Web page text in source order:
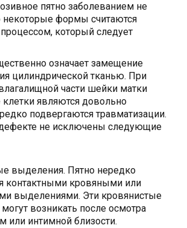
пятно заболеванием не
некоторые формы считаются
который следует
означает замещение
цилиндрической тканью. При
части шейки матки
являются довольно
подвергаются травматизации.
не исключены следующие
выделения. Пятно нередко
контактными кровяными или
выделениями. Эти кровянистые
возникать после осмотра
или интимной близости.